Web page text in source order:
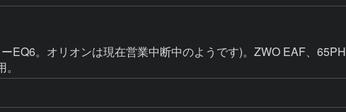
EQ6。オリオンは現在営業中断中のようです)。ZWO EAF、